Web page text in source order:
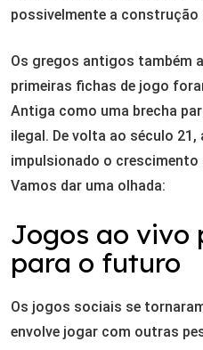
possivelmente a construção
Os gregos antigos também
primeiras fichas de jogo
Antiga como uma brecha
ilegal. De volta ao século
impulsionado o
Vamos dar uma olhada:
Jogos ao vivo
para o futuro
Os jogos sociais se
envolve jogar com outras